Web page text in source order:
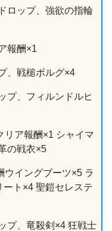
ロップ、強欲の指輪
報酬×1
、戦槌ボルグ×4
プ、フィルンドルヒ
リア報酬×1 シャイマ
の戦衣×5
イングブーツ×5 ラ
ト×4 聖鎧セレステ
プ、竜殺剣×4 狂戦士